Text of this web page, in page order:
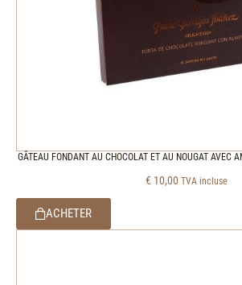
GÂTEAU FONDANT AU CHOCOLAT ET AU NOUGAT AVEC
€ 10,00 TVA incluse
ACHETER